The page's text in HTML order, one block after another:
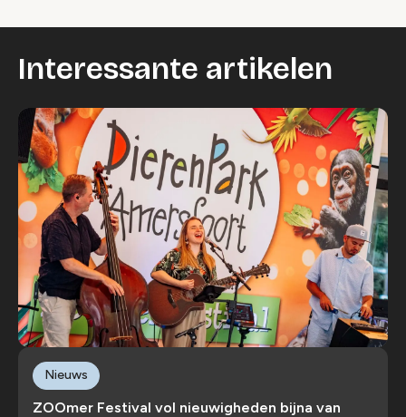
Interessante artikelen
ZOOmer Festival vol nieuwigheden bijna van
Nieuws